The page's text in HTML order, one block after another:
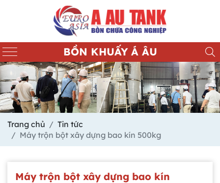
BỒN KHUẤY Á ÂU
Trang chủ
Tin tức
Máy trộn bột xây dựng bao kín 500kg
Máy trộn bột xây dựng bao kín